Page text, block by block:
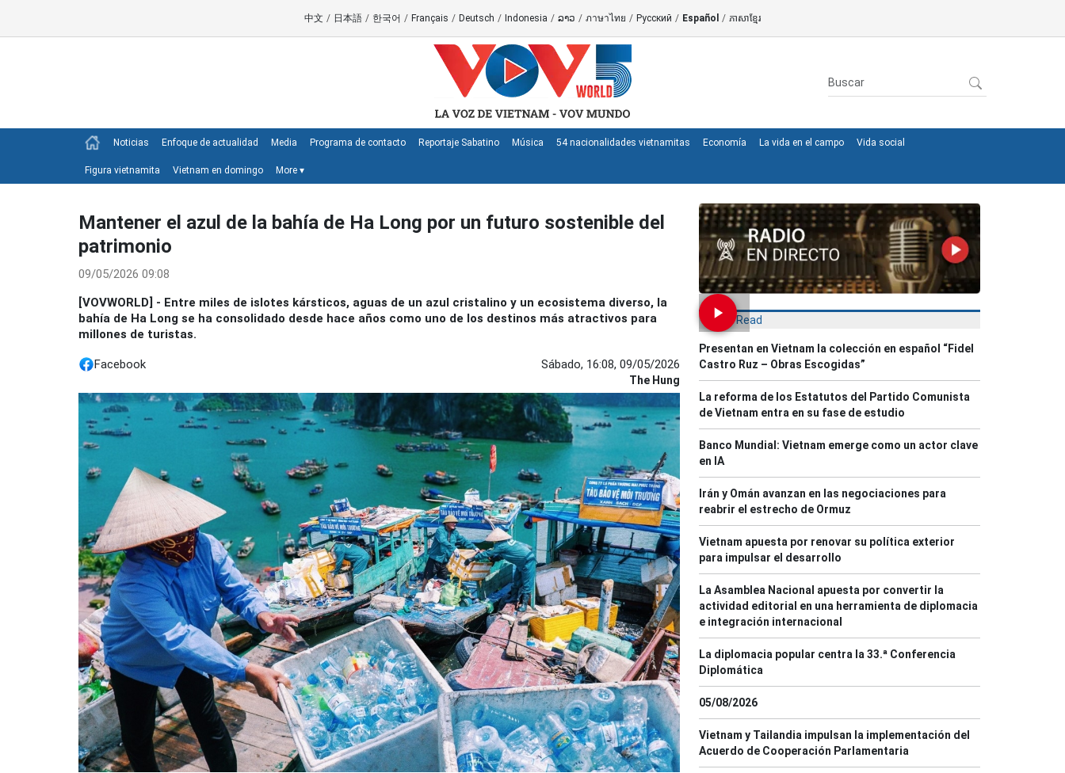
中文 / 日本語 / 한국어 / Français / Deutsch / Indonesia / ລາວ / ภาษาไทย / Русский / Español / ភាសាខ្មែរ
Noticias Enfoque de actualidad Media Programa de contacto Reportaje Sabatino Música 54 nacionalidades vietnamitas Economía La vida en el campo Vida social
Figura vietnamita Vietnam en domingo More ▾
Mantener el azul de la bahía de Ha Long por un futuro sostenible del
patrimonio
09/05/2026 09:08
[VOVWORLD] - Entre miles de islotes kársticos, aguas de un azul cristalino y un ecosistema diverso, la
bahía de Ha Long se ha consolidado desde hace años como uno de los destinos más atractivos para
millones de turistas.
Facebook Sábado, 16:08, 09/05/2026
The Hung
Most Read
Presentan en Vietnam la colección en español “Fidel
Castro Ruz – Obras Escogidas”
La reforma de los Estatutos del Partido Comunista
de Vietnam entra en su fase de estudio
Banco Mundial: Vietnam emerge como un actor clave
en IA
Irán y Omán avanzan en las negociaciones para
reabrir el estrecho de Ormuz
Vietnam apuesta por renovar su política exterior
para impulsar el desarrollo
La Asamblea Nacional apuesta por convertir la
actividad editorial en una herramienta de diplomacia
e integración internacional
La diplomacia popular centra la 33.ª Conferencia
Diplomática
05/08/2026
Vietnam y Tailandia impulsan la implementación del
Acuerdo de Cooperación Parlamentaria